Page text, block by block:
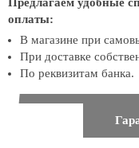
оплаты:
В магазине при
При доставке
По реквизитам банка.